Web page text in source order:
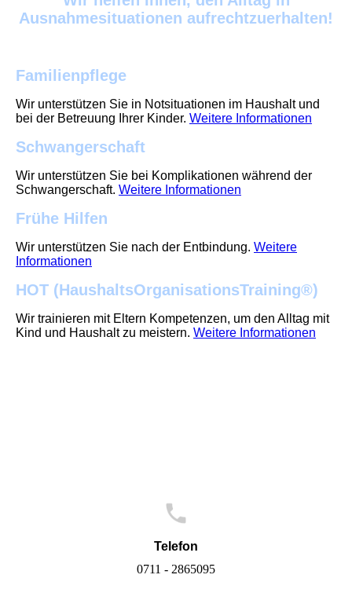
Ausnahmesituationen aufrechtzuerhalten!
Familienpflege
Wir unterstützen Sie in Notsituationen im Haushalt und
bei der Betreuung Ihrer Kinder. Weitere Informationen
Schwangerschaft
Wir unterstützen Sie bei Komplikationen während der
Schwangerschaft. Weitere Informationen
Frühe Hilfen
Wir unterstützen Sie nach der Entbindung. Weitere
Informationen
HOT (HaushaltsOrganisationsTraining®)
Wir trainieren mit Eltern Kompetenzen, um den Alltag mit
Kind und Haushalt zu meistern. Weitere Informationen
Telefon
0711 - 2865095